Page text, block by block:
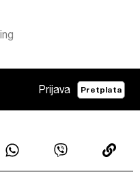
Prijava Pretplata